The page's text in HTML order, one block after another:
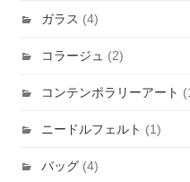
ガラス (4)
コラージュ (2)
コンテンポラリーアート
ニードルフェルト (1)
バッグ (4)